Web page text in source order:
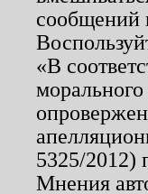
сообщений
«В
5325/2012)
Мнения